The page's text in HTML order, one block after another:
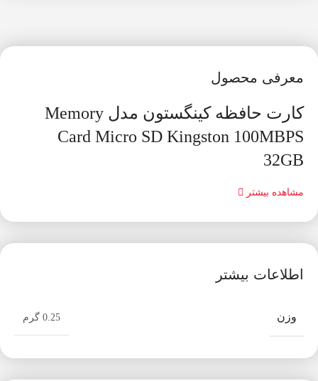
معرفی محصول
کارت حافظه کینگستون مدل Memory
Card Micro SD Kingston 100MBPS
32GB
مشاهده بیشتر
اطلاعات بیشتر
وزن 0.25 گرم